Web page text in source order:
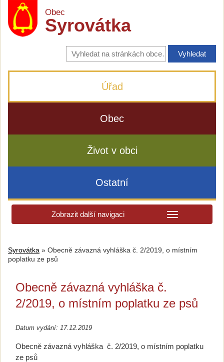
Obec
Syrovátka
Vyhledávání
na
stránkách
Úřad
Obec
Život v obci
Ostatní
Zobrazit další navigaci
Syrovátka » Obecně závazná vyhláška č. 2/2019, o místním
poplatku ze psů
Obecně závazná vyhláška č.
2/2019, o místním poplatku ze psů
Datum vydání: 17.12.2019
Obecně závazná vyhláška č. 2/2019, o místním poplatku
ze psů